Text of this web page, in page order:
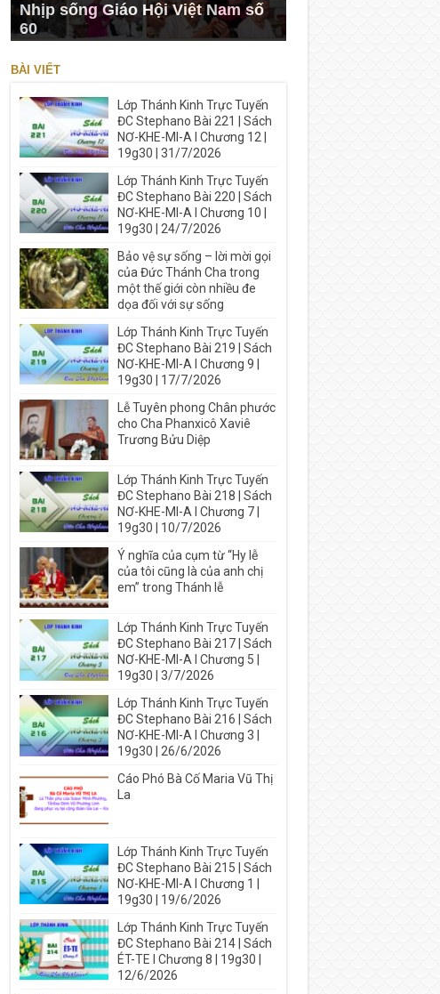
Nhịp sống Giáo Hội Việt Nam số
60
BÀI VIẾT
Lớp Thánh Kinh Trực Tuyến
ĐC Stephano Bài 221 | Sách
NƠ-KHE-MI-A I Chương 12 |
19g30 | 31/7/2026
Lớp Thánh Kinh Trực Tuyến
ĐC Stephano Bài 220 | Sách
NƠ-KHE-MI-A I Chương 10 |
19g30 | 24/7/2026
Bảo vệ sự sống – lời mời gọi
của Đức Thánh Cha trong
một thế giới còn nhiều đe
dọa đối với sự sống
Lớp Thánh Kinh Trực Tuyến
ĐC Stephano Bài 219 | Sách
NƠ-KHE-MI-A I Chương 9 |
19g30 | 17/7/2026
Lễ Tuyên phong Chân phước
cho Cha Phanxicô Xaviê
Trương Bửu Diệp
Lớp Thánh Kinh Trực Tuyến
ĐC Stephano Bài 218 | Sách
NƠ-KHE-MI-A I Chương 7 |
19g30 | 10/7/2026
Ý nghĩa của cụm từ “Hy lễ
của tôi cũng là của anh chị
em” trong Thánh lễ
Lớp Thánh Kinh Trực Tuyến
ĐC Stephano Bài 217 | Sách
NƠ-KHE-MI-A I Chương 5 |
19g30 | 3/7/2026
Lớp Thánh Kinh Trực Tuyến
ĐC Stephano Bài 216 | Sách
NƠ-KHE-MI-A I Chương 3 |
19g30 | 26/6/2026
Cáo Phó Bà Cố Maria Vũ Thị
La
Lớp Thánh Kinh Trực Tuyến
ĐC Stephano Bài 215 | Sách
NƠ-KHE-MI-A I Chương 1 |
19g30 | 19/6/2026
Lớp Thánh Kinh Trực Tuyến
ĐC Stephano Bài 214 | Sách
ÉT-TE I Chương 8 | 19g30 |
12/6/2026